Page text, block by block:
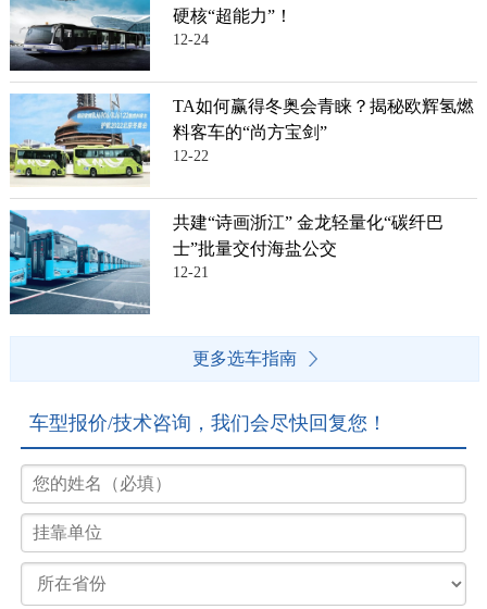
硬核“超能力”！
12-24
TA如何赢得冬奥会青睐？揭秘欧辉氢燃
料客车的“尚方宝剑”
12-22
共建“诗画浙江” 金龙轻量化“碳纤巴
士”批量交付海盐公交
12-21
更多选车指南
车型报价/技术咨询，我们会尽快回复您！